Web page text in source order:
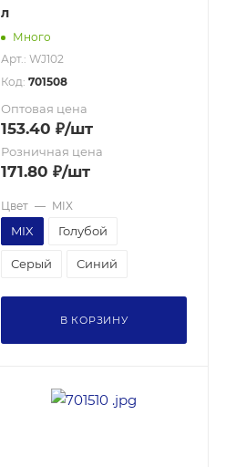
л
Много
Арт.: WJ102
Код:701508
Оптовая цена
153.40 ₽/шт
Розничная цена
171.80 ₽/шт
В КОРЗИНУ
Цвет — MIX
MIX Голубой
Серый Синий